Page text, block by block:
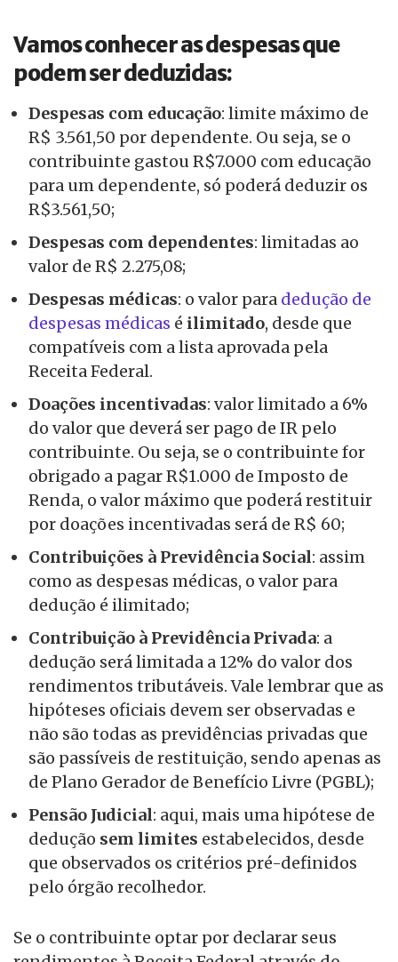
Vamos conhecer as despesas que
podem ser deduzidas:
Despesas com educação: limite máximo de
R$ 3.561,50 por dependente. Ou seja, se o
contribuinte gastou R$7.000 com educação
para um dependente, só poderá deduzir os
R$3.561,50;
Despesas com dependentes: limitadas ao
valor de R$ 2.275,08;
Despesas médicas: o valor para dedução de
despesas médicas é ilimitado, desde que
compatíveis com a lista aprovada pela
Receita Federal.
Doações incentivadas: valor limitado a 6%
do valor que deverá ser pago de IR pelo
contribuinte. Ou seja, se o contribuinte for
obrigado a pagar R$1.000 de Imposto de
Renda, o valor máximo que poderá restituir
por doações incentivadas será de R$ 60;
Contribuições à Previdência Social: assim
como as despesas médicas, o valor para
dedução é ilimitado;
Contribuição à Previdência Privada: a
dedução será limitada a 12% do valor dos
rendimentos tributáveis. Vale lembrar que as
hipóteses oficiais devem ser observadas e
não são todas as previdências privadas que
são passíveis de restituição, sendo apenas as
de Plano Gerador de Benefício Livre (PGBL);
Pensão Judicial: aqui, mais uma hipótese de
dedução sem limites estabelecidos, desde
que observados os critérios pré-definidos
pelo órgão recolhedor.
Se o contribuinte optar por declarar seus